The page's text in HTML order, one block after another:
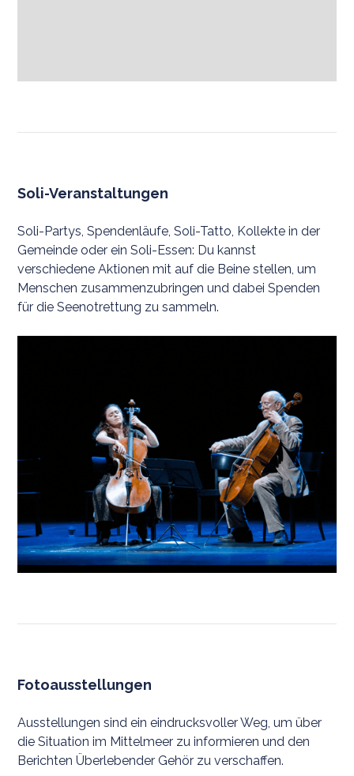
Soli-Veranstaltungen
Soli-Partys, Spendenläufe, Soli-Tatto, Kollekte in der
Gemeinde oder ein Soli-Essen: Du kannst
verschiedene Aktionen mit auf die Beine stellen, um
Menschen zusammenzubringen und dabei Spenden
für die Seenotrettung zu sammeln.
Fotoausstellungen
Ausstellungen sind ein eindrucksvoller Weg, um über
die Situation im Mittelmeer zu informieren und den
Berichten Überlebender Gehör zu verschaffen.